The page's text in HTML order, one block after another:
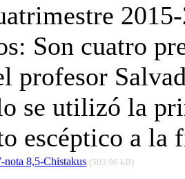
Son cuatro
profesor
se utilizó la
escéptico a la
8,5-Chistakus (503.96 kB)